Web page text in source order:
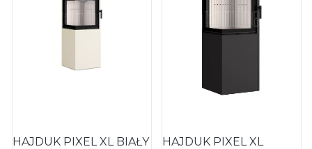
HAJDUK PIXEL XL BIAŁY
HAJDUK PIXEL XL